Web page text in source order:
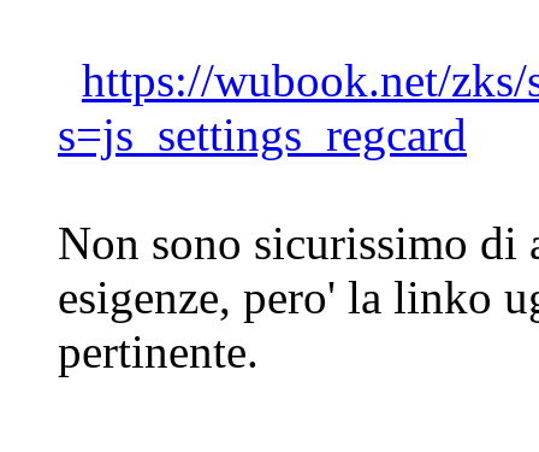
https://wubook.net/zks/
s=js_settings_regcard
Non sono sicurissimo di
esigenze, pero' la linko
pertinente.